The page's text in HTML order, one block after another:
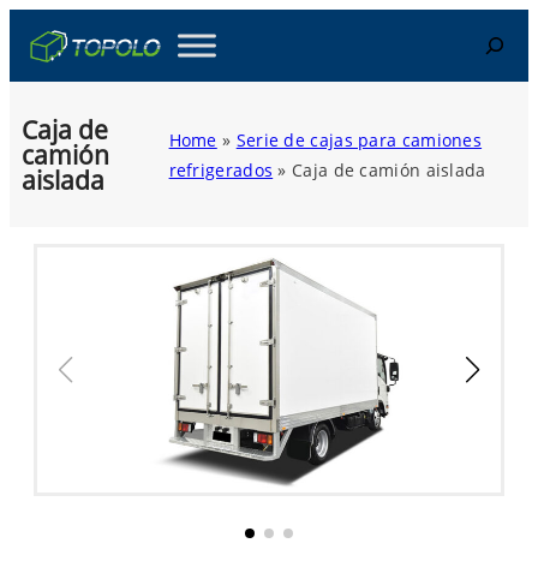
content
Search
Caja de
camión
aislada
Home » Serie de cajas para camiones
refrigerados » Caja de camión aislada